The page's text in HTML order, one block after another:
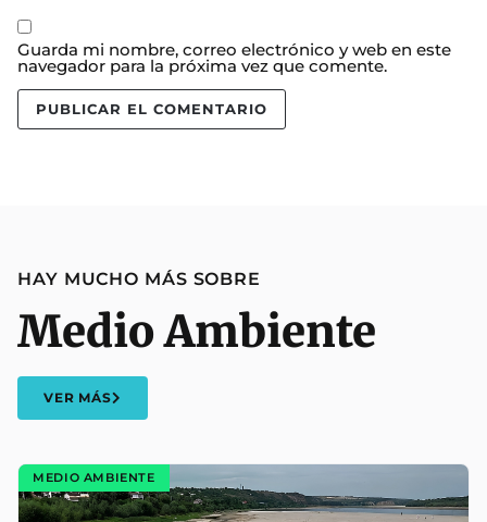
Guarda mi nombre, correo electrónico y web en este
navegador para la próxima vez que comente.
HAY MUCHO MÁS SOBRE
Medio Ambiente
VER MÁS
MEDIO AMBIENTE